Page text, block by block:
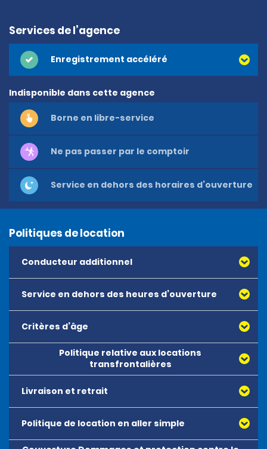
Services de l’agence
Enregistrement accéléré
Indisponible dans cette agence
Borne en libre-service
Ne pas passer par le comptoir
Service en dehors des horaires d’ouverture
Politiques de location
Conducteur additionnel
Service en dehors des heures d’ouverture
Un préavis de 24 heures est requis. Pour obtenir une aide
supplémentaire, contactez le 284 5458545 ou le
284 5452560.
Critères d’âge
Politique relative aux locations
transfrontalières
Driving restricted within the island of Tortola only.
Livraison et retrait
Politique de location en aller simple